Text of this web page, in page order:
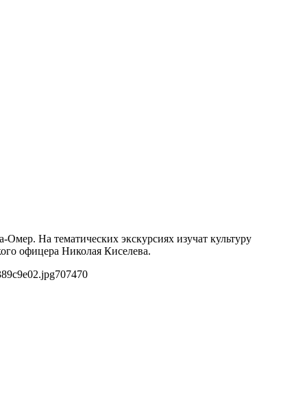
На тематических экскурсиях изучат культуру
офицера Николая Киселева.
707470